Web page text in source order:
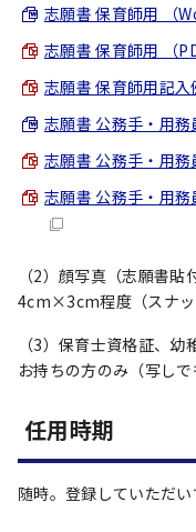
志願書 保育師用 （
志願書 保育師用 （
志願書 保育師用記入
志願書 公務手・用務
志願書 公務手・用務
志願書 公務手・用務
（2）顔写真（志願書貼
4cm×3cm程度（スナッ
（3）保育士資格証、幼
お持ちの方のみ（写しで
任用時期
随時。登録していただ